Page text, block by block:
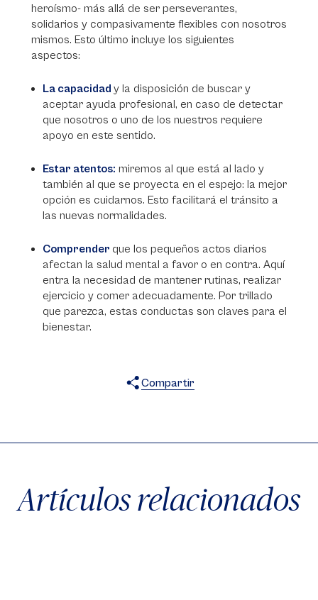
heroísmo- más allá de ser perseverantes,
solidarios y compasivamente flexibles con nosotros
mismos. Esto último incluye los siguientes
aspectos:
La capacidad y la disposición de buscar y
aceptar ayuda profesional, en caso de detectar
que nosotros o uno de los nuestros requiere
apoyo en este sentido.
Estar atentos: miremos al que está al lado y
también al que se proyecta en el espejo: la mejor
opción es cuidarnos. Esto facilitará el tránsito a
las nuevas normalidades.
Comprender que los pequeños actos diarios
afectan la salud mental a favor o en contra. Aquí
entra la necesidad de mantener rutinas, realizar
ejercicio y comer adecuadamente. Por trillado
que parezca, estas conductas son claves para el
bienestar.
Compartir
Artículos relacionados